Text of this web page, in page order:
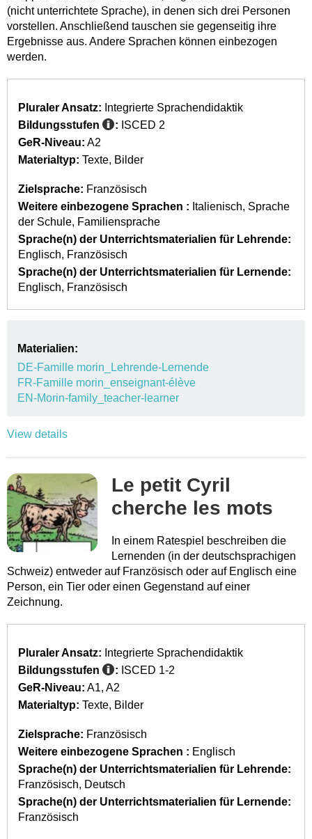
(nicht unterrichtete Sprache), in denen sich drei Personen
vorstellen. Anschließend tauschen sie gegenseitig ihre
Ergebnisse aus. Andere Sprachen können einbezogen
werden.
Pluraler Ansatz: Integrierte Sprachendidaktik
Bildungsstufen
: ISCED 2
GeR-Niveau: A2
Materialtyp: Texte Bilder
Zielsprache: Französisch
Weitere einbezogene Sprachen : Italienisch Sprache
der Schule Familiensprache
Sprache(n) der Unterrichtsmaterialien für Lehrende:
Englisch
Französisch
Sprache(n) der Unterrichtsmaterialien für Lernende:
Englisch
Französisch
Materialien:
DE-Famille morin_Lehrende-Lernende
FR-Famille morin_enseignant-élève
EN-Morin-family_teacher-learner
View details
Le petit Cyril
cherche les mots
In einem Ratespiel beschreiben die
Lernenden (in der deutschsprachigen
Schweiz) entweder auf Französisch oder auf Englisch eine
Person, ein Tier oder einen Gegenstand auf einer
Zeichnung.
Pluraler Ansatz: Integrierte Sprachendidaktik
Bildungsstufen
: ISCED 1-2
GeR-Niveau: A1 A2
Materialtyp: Texte Bilder
Zielsprache: Französisch
Weitere einbezogene Sprachen : Englisch
Sprache(n) der Unterrichtsmaterialien für Lehrende:
Französisch
Deutsch
Sprache(n) der Unterrichtsmaterialien für Lernende:
Französisch